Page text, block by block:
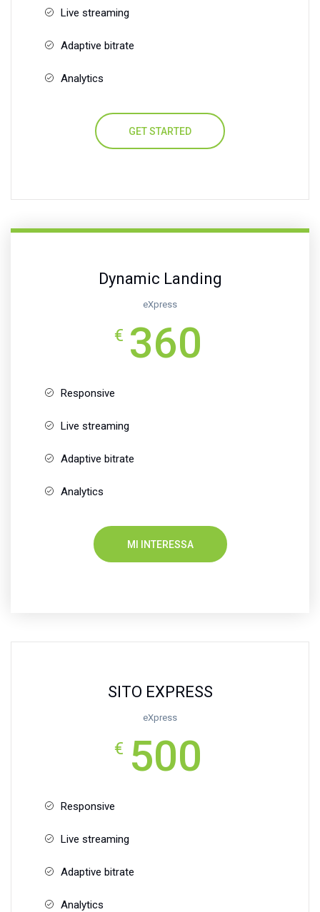
Live streaming
Adaptive bitrate
Analytics
GET STARTED
Dynamic Landing
eXpress
€ 360
Responsive
Live streaming
Adaptive bitrate
Analytics
MI INTERESSA
SITO EXPRESS
eXpress
€ 500
Responsive
Live streaming
Adaptive bitrate
Analytics